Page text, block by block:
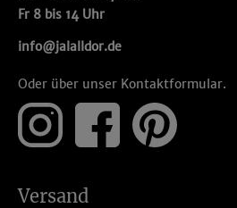
Fr 8 bis 14 Uhr
info@jalalldor.de
Oder über unser Kontaktformular.
Versand